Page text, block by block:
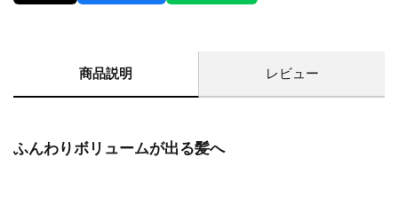
商品説明 レビュー
ふんわりボリュームが出る髪へ